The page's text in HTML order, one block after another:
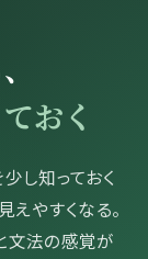
おく
し知っておく
えやすくなる。
文法の感覚が